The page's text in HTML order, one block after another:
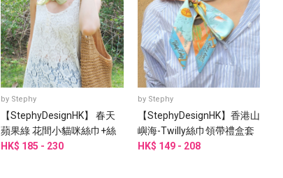
by Stephy
【StephyDesignHK】 春天
蘋果綠 花間小貓咪絲巾+絲
巾扣禮盒/絲巾
HK$ 185 - 230
by Stephy
【StephyDesignHK】香港山
嶼海-Twilly絲巾領帶禮盒套
裝 / 香港手信禮物
HK$ 149 - 208